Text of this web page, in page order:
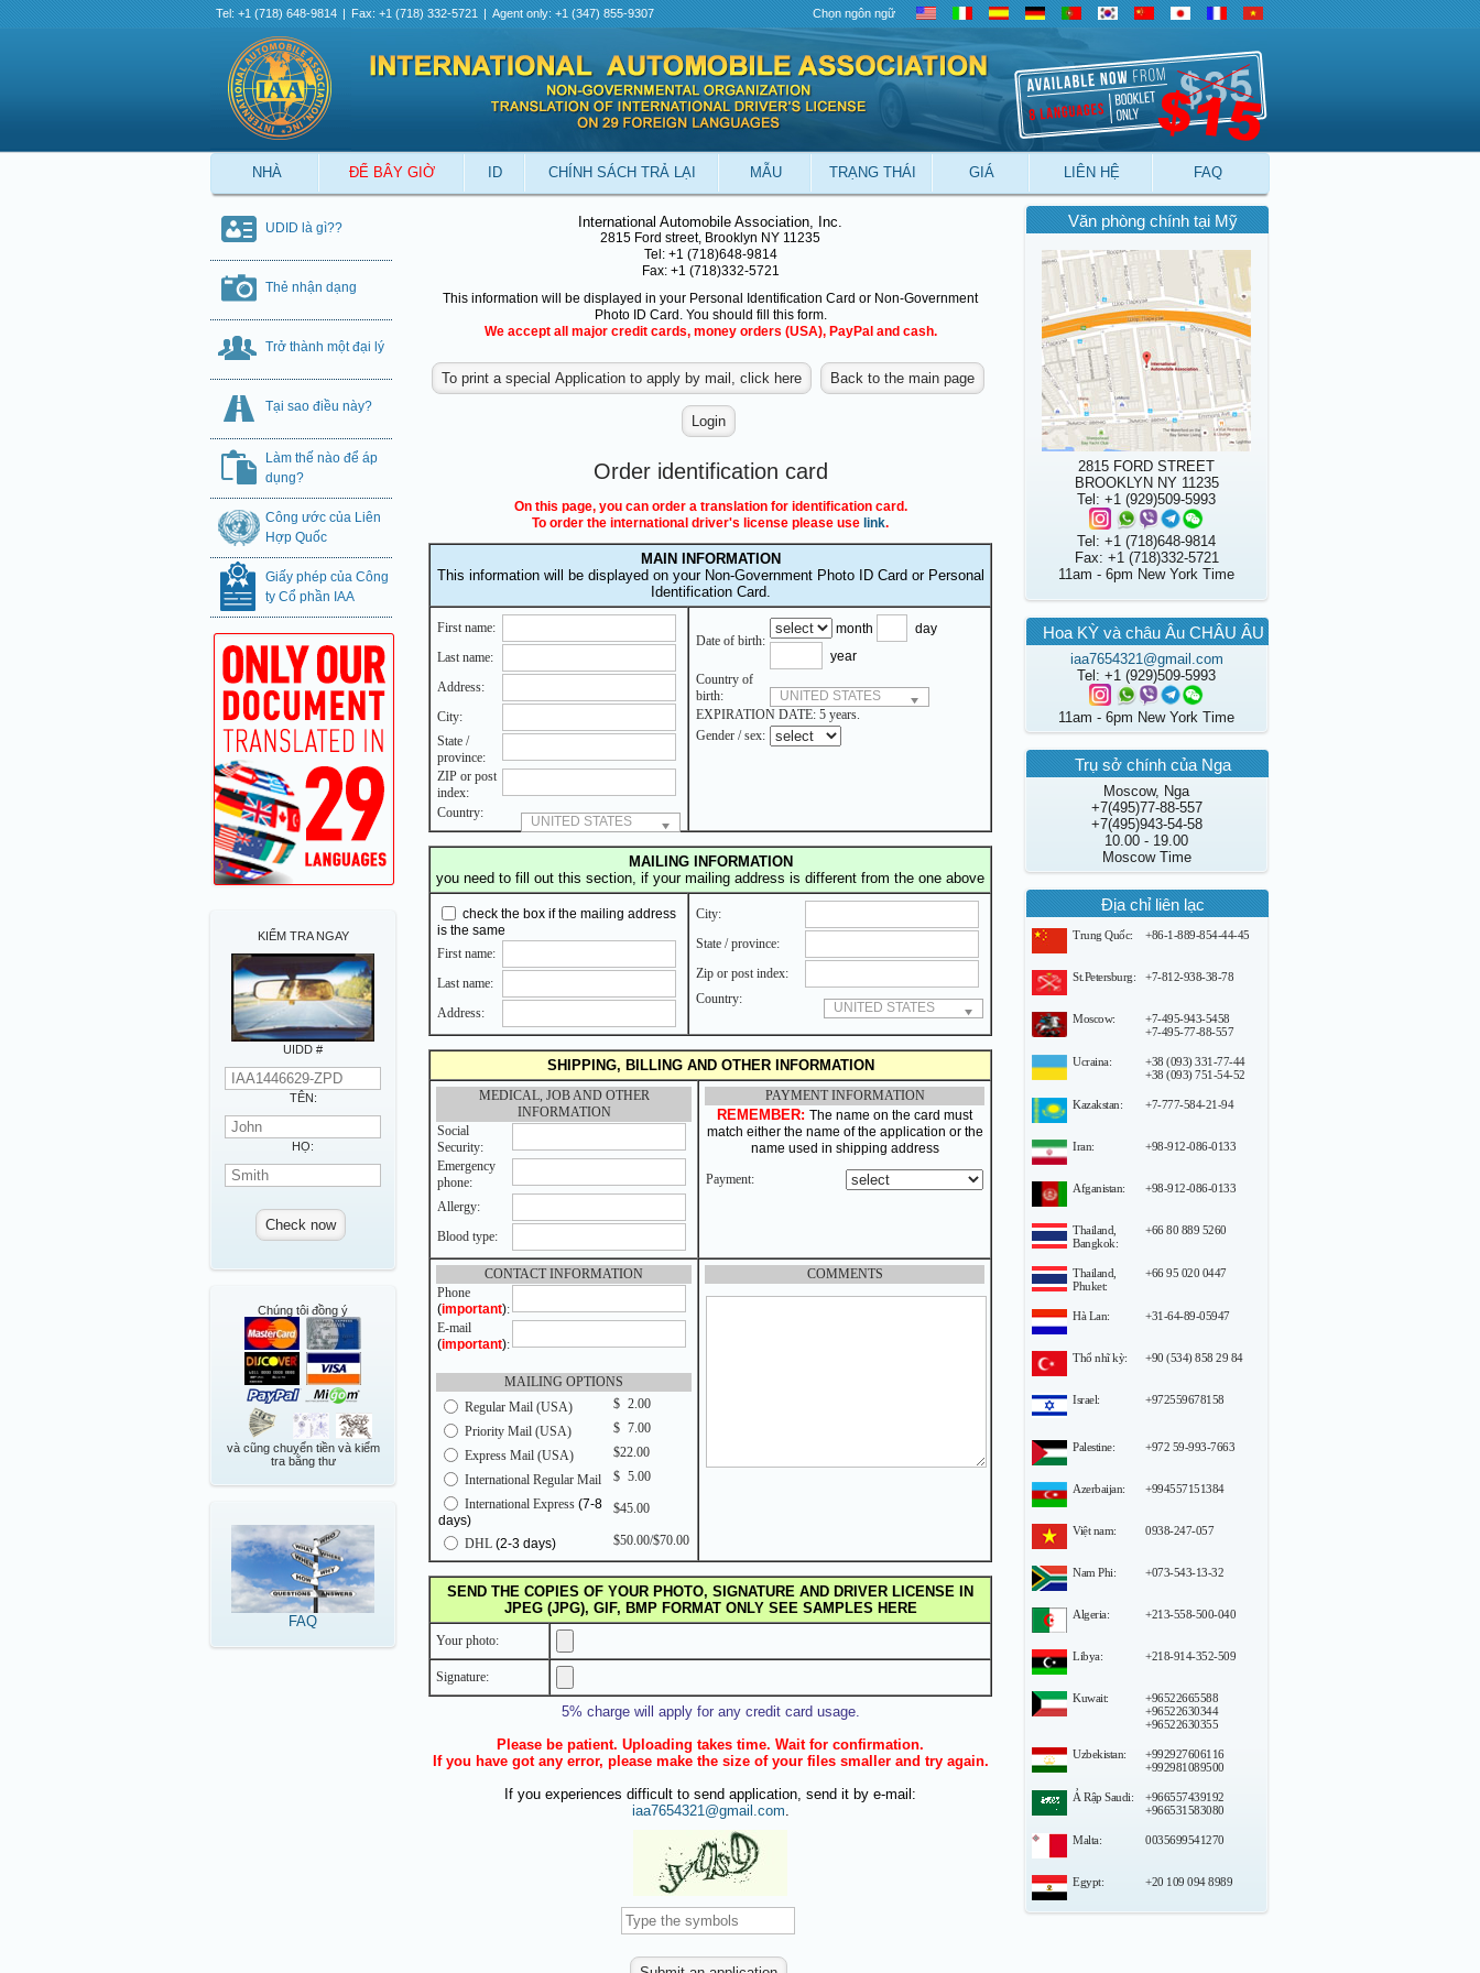
Tel: +1 (718) 648-9814 | Fax: +1 (718) 332-5721 | Agent only: +1 (347) 855-9307 Chọn ngôn ngữ
NHÀ ĐỂ BÂY GIỜ ID CHÍNH SÁCH TRẢ LẠI MẪU TRẠNG THÁI GIÁ LIÊN HỆ FAQ
UDID là gì??
Thẻ nhận dạng
Trở thành một đại lý
Tại sao điều này?
Làm thế nào để áp
dụng?
Công ước của Liên
Hợp Quốc
Giấy phép của Công
ty Cổ phần IAA
KIỂM TRA NGAY
UIDD #
TÊN:
HỌ:
Chúng tôi đồng ý
và cũng chuyển tiền và kiểm
tra bằng thư
FAQ
International Automobile Association, Inc.
2815 Ford street, Brooklyn NY 11235
Tel: +1 (718)648-9814
Fax: +1 (718)332-5721
This information will be displayed in your Personal Identification Card or Non-Government
Photo ID Card. You should fill this form.
We accept all major credit cards, money orders (USA), PayPal and cash.
Order identification card
On this page, you can order a translation for identification card.
To order the international driver's license please use link.
MAIN INFORMATION
This information will be displayed on your Non-Government Photo ID Card or Personal
Identification Card.
First name:
Last name:
Address:
City:
State /
province:
ZIP or post
index:
Country:
UNITED STATES
Date of birth:
month
day
year
Country of
birth:
UNITED STATES
EXPIRATION DATE: 5 years.
Gender / sex:
MAILING INFORMATION
you need to fill out this section, if your mailing address is different from the one above
check the box if the mailing address
is the same
First name:
Last name:
Address:
City:
State / province:
Zip or post index:
Country:
UNITED STATES
SHIPPING, BILLING AND OTHER INFORMATION
MEDICAL, JOB AND OTHER
INFORMATION
Social
Security:
Emergency
phone:
Allergy:
Blood type:
PAYMENT INFORMATION
REMEMBER: The name on the card must
match either the name of the application or the
name used in shipping address
Payment:
CONTACT INFORMATION
Phone
(important):
E-mail
(important):
MAILING OPTIONS
Regular Mail (USA)
$ 2.00
Priority Mail (USA)
$ 7.00
Express Mail (USA)
$22.00
International Regular Mail
$ 5.00
International Express (7-8
days)
$45.00
DHL (2-3 days) $50.00/$70.00
COMMENTS
SEND THE COPIES OF YOUR PHOTO, SIGNATURE AND DRIVER LICENSE IN
JPEG (JPG), GIF, BMP FORMAT ONLY SEE SAMPLES HERE
Your photo:
Signature:
5% charge will apply for any credit card usage.
Please be patient. Uploading takes time. Wait for confirmation.
If you have got any error, please make the size of your files smaller and try again.
If you experiences difficult to send application, send it by e-mail:
iaa7654321@gmail.com.
Văn phòng chính tại Mỹ
2815 FORD STREET
BROOKLYN NY 11235
Tel: +1 (929)509-5993
Tel: +1 (718)648-9814
Fax: +1 (718)332-5721
11am - 6pm New York Time
Hoa KỲ và châu Âu CHÂU ÂU
iaa7654321@gmail.com
Tel: +1 (929)509-5993
11am - 6pm New York Time
Trụ sở chính của Nga
Moscow, Nga
+7(495)77-88-557
+7(495)943-54-58
10.00 - 19.00
Moscow Time
Địa chỉ liên lạc
Trung Quốc: +86-1-889-854-44-45
St.Petersburg: +7-812-938-38-78
Moscow:
+7-495-943-5458
+7-495-77-88-557
Ucraina:
+38 (093) 331-77-44
+38 (093) 751-54-52
Kazakstan: +7-777-584-21-94
Iran: +98-912-086-0133
Afganistan: +98-912-086-0133
Thailand,
Bangkok:
+66 80 889 5260
Thailand,
Phuket:
+66 95 020 0447
Hà Lan: +31-64-89-05947
Thổ nhĩ kỳ: +90 (534) 858 29 84
Israel: +972559678158
Palestine: +972 59-993-7663
Azerbaijan: +994557151384
Việt nam: 0938-247-057
Nam Phi: +073-543-13-32
Algeria: +213-558-500-040
Libya: +218-914-352-509
Kuwait:
+96522665588
+96522630344
+96522630355
Uzbekistan:
+992927606116
+992981089500
Ả Rập Saudi:
+966557439192
+966531583080
Malta: 0035699541270
Egypt: +20 109 094 8989